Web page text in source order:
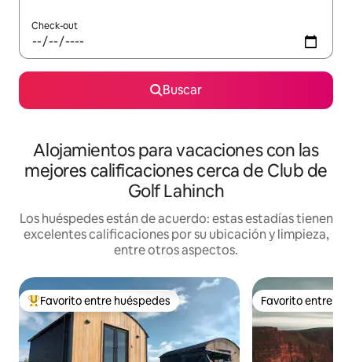
Check-out
Buscar
Alojamientos para vacaciones con las
mejores calificaciones cerca de Club de
Golf Lahinch
Los huéspedes están de acuerdo: estas estadías tienen
excelentes calificaciones por su ubicación y limpieza,
entre otros aspectos.
Favorito entre los huéspedes más destacados
Favorito entre huéspedes Favorito entre
Favorito entre